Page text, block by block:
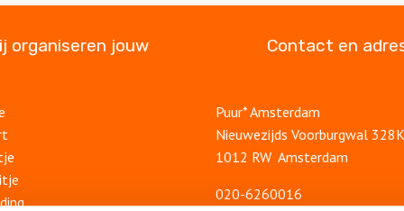
organiseren jouw Contact en
Puur* Amsterdam
Nieuwezijds Voorburgwal 328K
1012 RW Amsterdam
020-6260016